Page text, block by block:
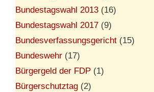
Bundestagswahl 2013 (16)
Bundestagswahl 2017 (9)
Bundesverfassungsgericht (15)
Bundeswehr (17)
Bürgergeld der FDP (1)
Bürgerschutztag (2)